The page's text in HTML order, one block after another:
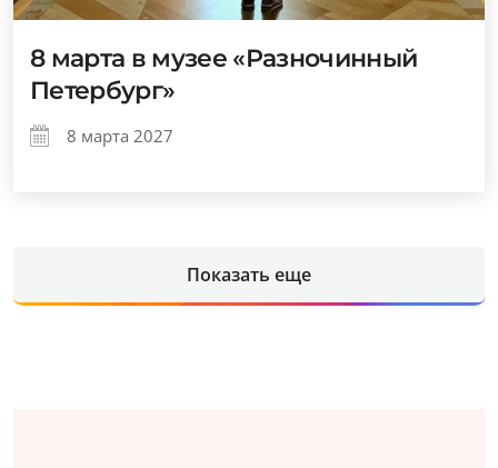
8 марта в музее «Разночинный
Петербург»
8 марта 2027
Показать еще